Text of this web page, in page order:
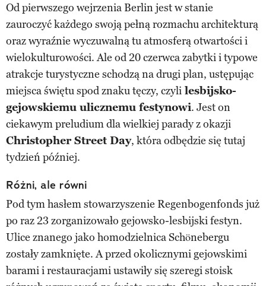
Od pierwszego wejrzenia Berlin jest w stanie
zauroczyć każdego swoją pełną rozmachu architekturą
oraz wyraźnie wyczuwalną tu atmosferą otwartości i
wielokulturowości. Ale od 20 czerwca zabytki i typowe
atrakcje turystyczne schodzą na drugi plan, ustępując
miejsca świętu spod znaku tęczy, czyli lesbijsko-
gejowskiemu ulicznemu festynowi. Jest on
ciekawym preludium dla wielkiej parady z okazji
Christopher Street Day, która odbędzie się tutaj
tydzień później.
Różni, ale równi
Pod tym hasłem stowarzyszenie Regenbogenfonds już
po raz 23 zorganizowało gejowsko-lesbijski festyn.
Ulice znanego jako homodzielnica Schönebergu
zostały zamknięte. A przed okolicznymi gejowskimi
barami i restauracjami ustawiły się szeregi stoisk